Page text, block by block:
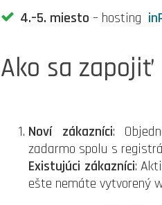
4.–5. miesto – hosting
Ako sa zapojiť
Noví zákazníci:
zadarmo spolu s
Existujúci zákazníci:
ešte nemáte vytvorený